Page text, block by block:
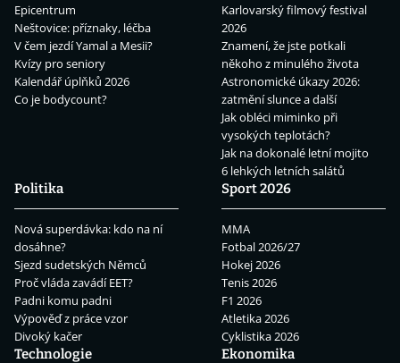
Epicentrum
Neštovice: příznaky, léčba
V čem jezdí Yamal a Mesii?
Kvízy pro seniory
Kalendář úplňků 2026
Co je bodycount?
Karlovarský filmový festival
2026
Znamení, že jste potkali
někoho z minulého života
Astronomické úkazy 2026:
zatmění slunce a další
Jak obléci miminko při
vysokých teplotách?
Jak na dokonalé letní mojito
6 lehkých letních salátů
Politika
Nová superdávka: kdo na ní
dosáhne?
Sjezd sudetských Němců
Proč vláda zavádí EET?
Padni komu padni
Výpověď z práce vzor
Divoký kačer
Sport 2026
MMA
Fotbal 2026/27
Hokej 2026
Tenis 2026
F1 2026
Atletika 2026
Cyklistika 2026
Technologie
Ekonomika